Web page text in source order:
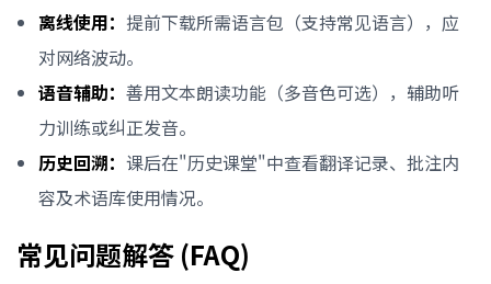
离线使用： 提前下载所需语言包（支持常见语言），应
对网络波动。
语音辅助： 善用文本朗读功能（多音色可选），辅助听
力训练或纠正发音。
历史回溯： 课后在"历史课堂"中查看翻译记录、批注内
容及术语库使用情况。
常见问题解答 (FAQ)